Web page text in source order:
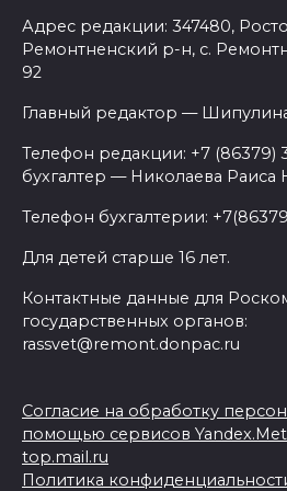
Адрес редакции: 347480,
Ремонтненский р-н, с.
92
Главный редактор —
Телефон редакции: +7 (86379)
бухгалтер — Николаева Раиса
Телефон бухгалтерии:
Для детей старше 16 лет.
Контактные данные для
государственных органов:
rassvet@remont.donpac.ru
Согласие на обработку
помощью сервисов
top.mail.ru
Политика